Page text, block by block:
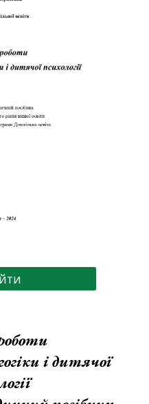
і дитячої